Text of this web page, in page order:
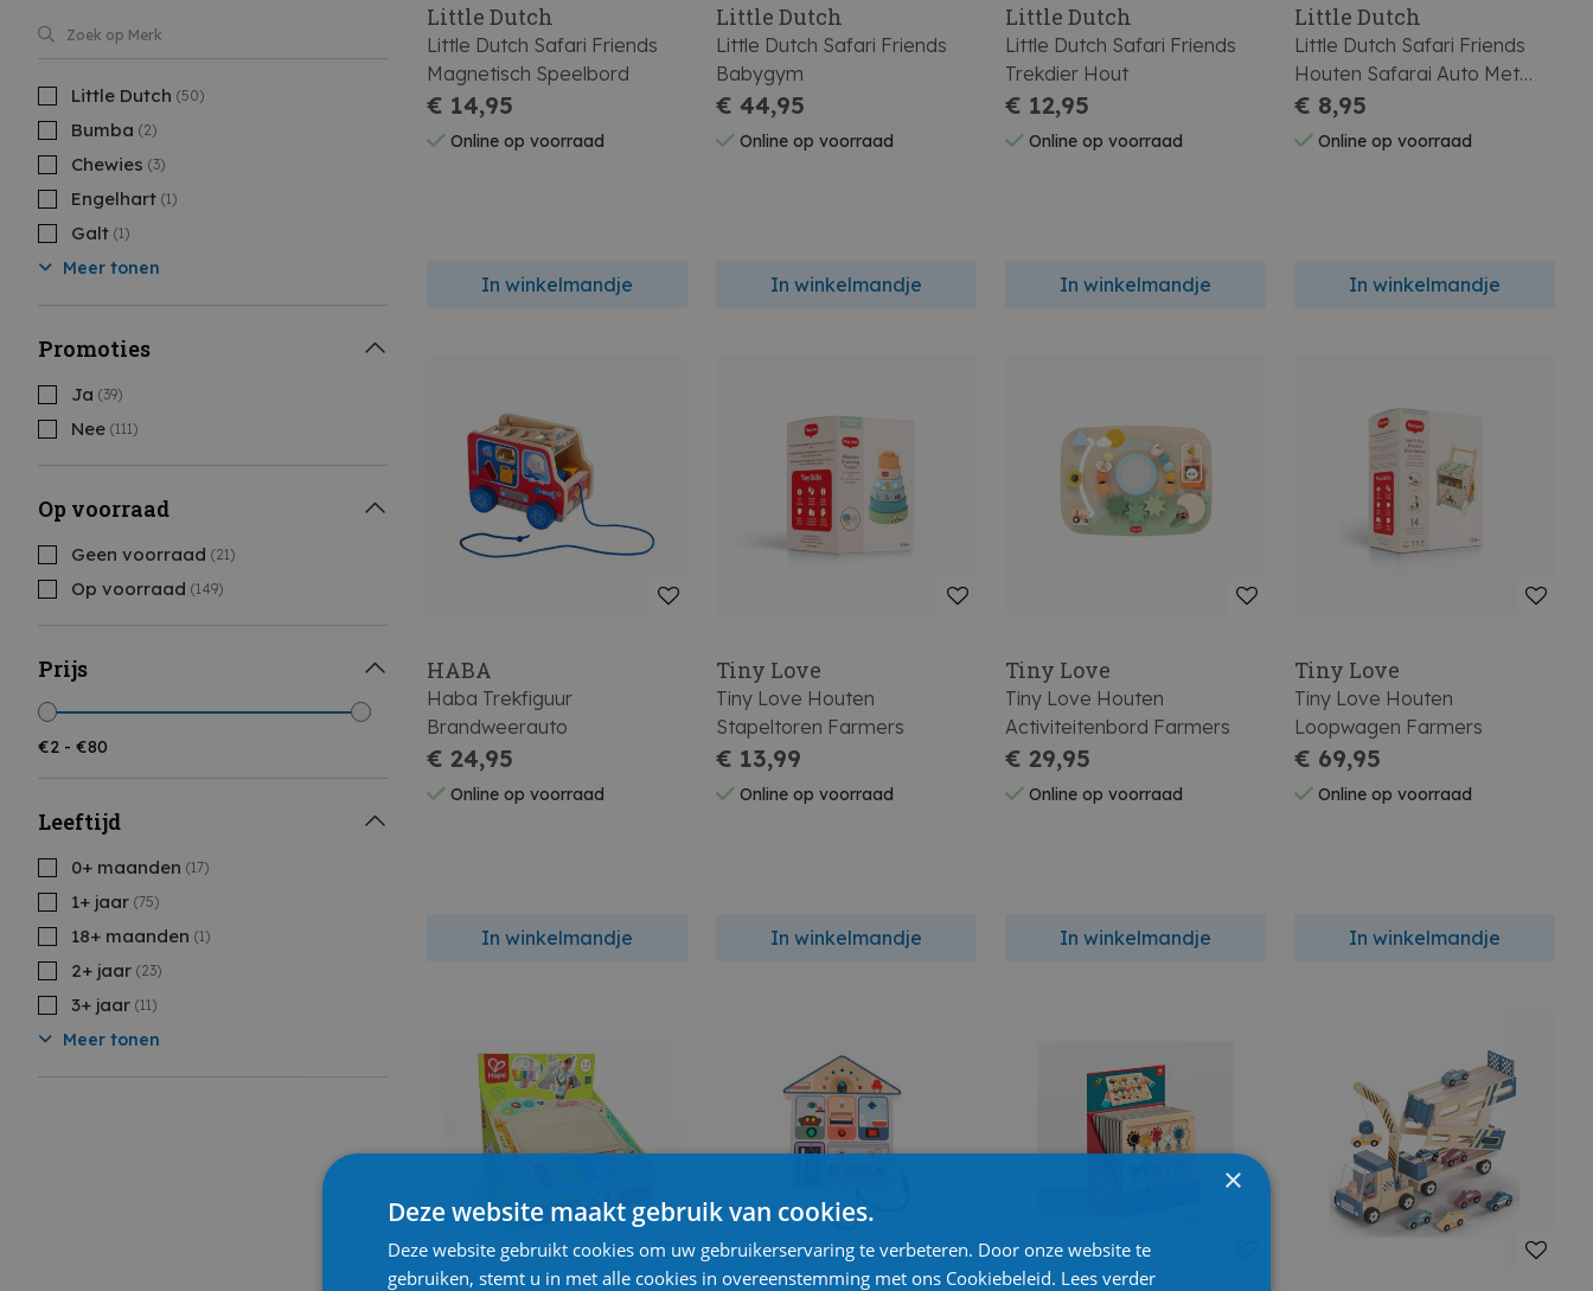
Little Dutch (50)
Bumba (2)
Chewies (3)
Engelhart (1)
Galt (1)
Meer tonen
Promoties
Ja (39)
Nee (111)
Op voorraad
Geen voorraad (21)
Op voorraad (149)
Prijs
Leeftijd
0+ maanden (17)
1+ jaar (75)
18+ maanden (1)
2+ jaar (23)
3+ jaar (11)
Meer tonen
Little Dutch
Little Dutch Safari Friends
Magnetisch Speelbord
€ 14,95
Online op voorraad
In winkelmandje
Little Dutch
Little Dutch Safari Friends
Babygym
€ 44,95
Online op voorraad
In winkelmandje
Little Dutch
Little Dutch Safari Friends
Trekdier Hout
€ 12,95
Online op voorraad
In winkelmandje
Little Dutch
Little Dutch Safari Friends
Houten Safarai Auto Met
Pegdoll
€ 8,95
Online op voorraad
In winkelmandje
HABA
Haba Trekfiguur
Brandweerauto
€ 24,95
Online op voorraad
In winkelmandje
Tiny Love
Tiny Love Houten
Stapeltoren Farmers
€ 13,99
Online op voorraad
In winkelmandje
Tiny Love
Tiny Love Houten
Activiteitenbord Farmers
€ 29,95
Online op voorraad
In winkelmandje
Tiny Love
Tiny Love Houten
Loopwagen Farmers
€ 69,95
Online op voorraad
In winkelmandje
×
Deze website maakt gebruik van cookies.
Deze website gebruikt cookies om uw gebruikerservaring te verbeteren. Door onze website te
gebruiken, stemt u in met alle cookies in overeenstemming met ons Cookiebeleid. Lees verder